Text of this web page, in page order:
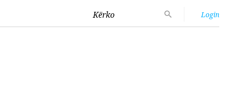
Kërko Login